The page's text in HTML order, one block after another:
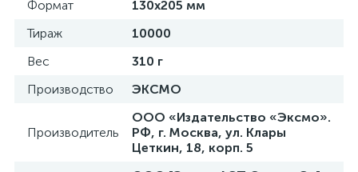
Формат
130x205 мм
Тираж
10000
Вес
310 г
Производство
ЭКСМО
Производитель
ООО «Издательство «Эксмо».
РФ, г. Москва, ул. Клары
Цеткин, 18, корп. 5